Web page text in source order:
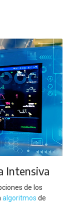
Intensiva
de los
algoritmos de